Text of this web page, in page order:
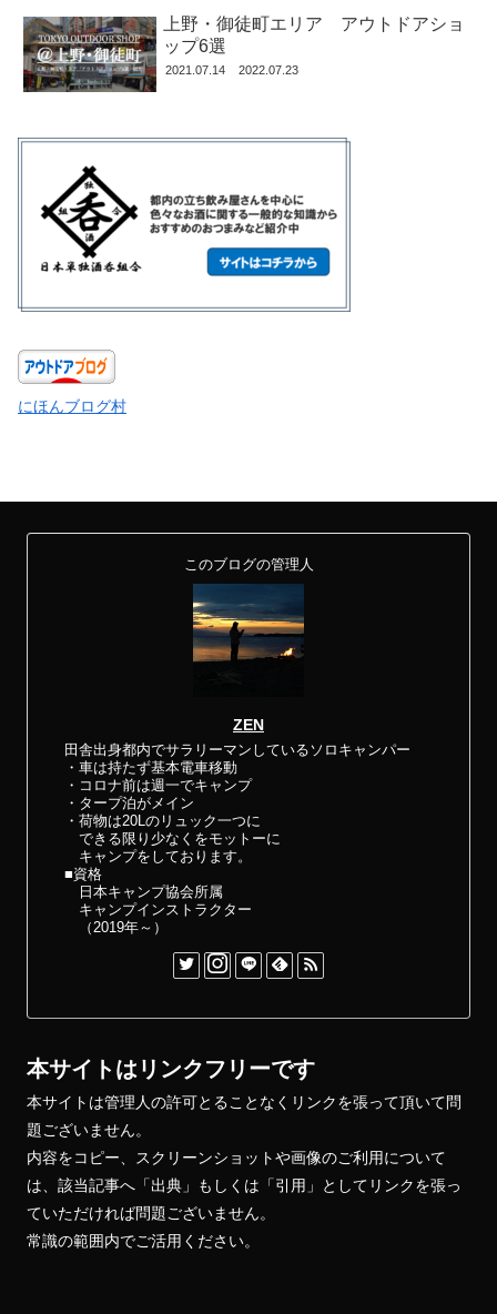
上野・御徒町エリア アウトドアショ
ップ6選
2021.07.14 2022.07.23
にほんブログ村
このブログの管理人
ZEN
田舎出身都内でサラリーマンしているソロキャンパー
・車は持たず基本電車移動
・コロナ前は週一でキャンプ
・タープ泊がメイン
・荷物は20Lのリュック一つに
できる限り少なくをモットーに
キャンプをしております。
■資格
日本キャンプ協会所属
キャンプインストラクター
（2019年～）
本サイトはリンクフリーです
本サイトは管理人の許可とることなくリンクを張って頂いて問
題ございません。
内容をコピー、スクリーンショットや画像のご利用について
は、該当記事へ「出典」もしくは「引用」としてリンクを張っ
ていただければ問題ございません。
常識の範囲内でご活用ください。